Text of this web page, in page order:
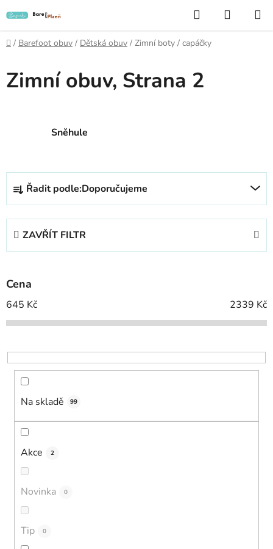
na
obsah
Hledat
KOŠÍK
Domů
/ Barefoot obuv / Dětská obuv / Zimní boty / capáčky
Zimní obuv, Strana 2
Sněhule
Ř
z
p
r
o
d
k
t
Řadit podle:Doporučujeme
ZAVŘÍT FILTR
Cena
645 Kč 2339 Kč
Na skladě 99
Akce 2
Novinka 0
Tip 0